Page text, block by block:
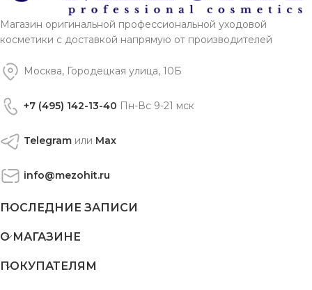
Магазин оригинальной профессиональной уходовой
косметики с доставкой напрямую от производителей
Москва, Городецкая улица, 10Б
+7 (495) 142-13-40 Пн-Вс 9-21 мск
Telegram или Max
info@mezohit.ru
ПОСЛЕДНИЕ ЗАПИСИ
О МАГАЗИНЕ
ПОКУПАТЕЛЯМ